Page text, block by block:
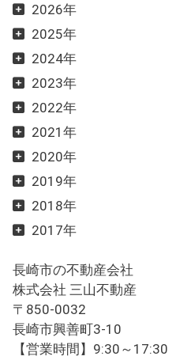
2026年
2025年
2024年
2023年
2022年
2021年
2020年
2019年
2018年
2017年
長崎市の不動産会社
株式会社 三山不動産
〒850-0032
長崎市興善町3-10
【営業時間】9:30～17:30